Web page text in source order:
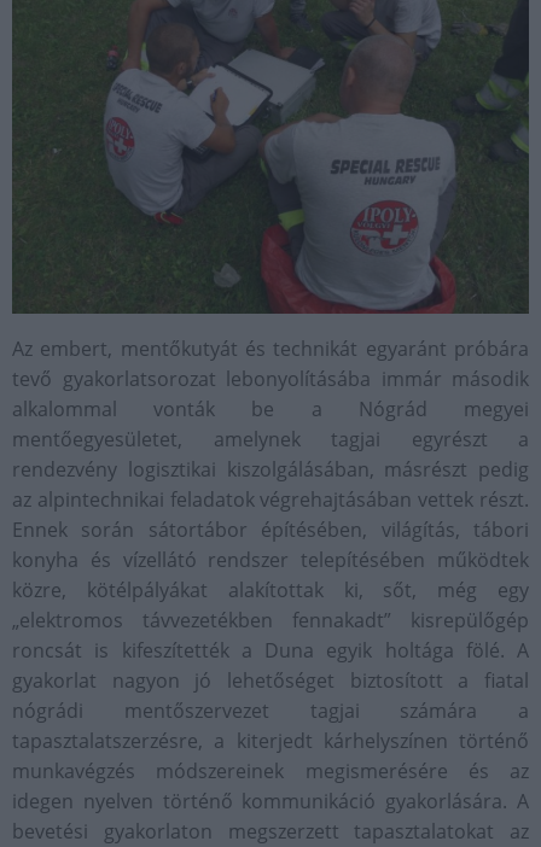
Az embert, mentőkutyát és technikát egyaránt próbára
tevő gyakorlatsorozat lebonyolításába immár második
alkalommal vonták be a Nógrád megyei
mentőegyesületet, amelynek tagjai egyrészt a
rendezvény logisztikai kiszolgálásában, másrészt pedig
az alpintechnikai feladatok végrehajtásában vettek részt.
Ennek során sátortábor építésében, világítás, tábori
konyha és vízellátó rendszer telepítésében működtek
közre, kötélpályákat alakítottak ki, sőt, még egy
„elektromos távvezetékben fennakadt” kisrepülőgép
roncsát is kifeszítették a Duna egyik holtága fölé. A
gyakorlat nagyon jó lehetőséget biztosított a fiatal
nógrádi mentőszervezet tagjai számára a
tapasztalatszerzésre, a kiterjedt kárhelyszínen történő
munkavégzés módszereinek megismerésére és az
idegen nyelven történő kommunikáció gyakorlására. A
bevetési gyakorlaton megszerzett tapasztalatokat az